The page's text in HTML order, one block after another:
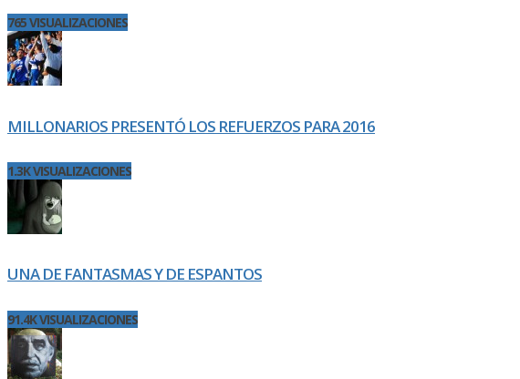
765 VISUALIZACIONES
MILLONARIOS PRESENTÓ LOS REFUERZOS PARA 2016
1.3K VISUALIZACIONES
UNA DE FANTASMAS Y DE ESPANTOS
91.4K VISUALIZACIONES